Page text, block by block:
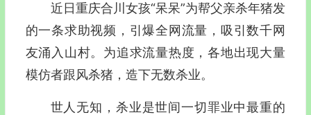
近日重庆合川女孩“呆呆”为帮父亲杀年猪发
的一条求助视频，引爆全网流量，吸引数千网
友涌入山村。为追求流量热度，各地出现大量
模仿者跟风杀猪，造下无数杀业。
世人无知，杀业是世间一切罪业中最重的